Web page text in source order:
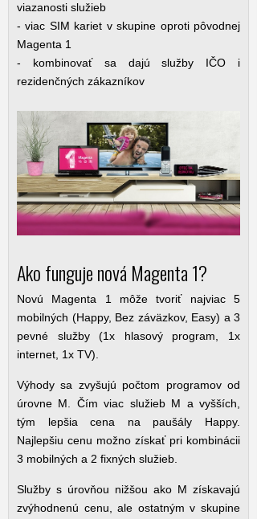
viazanosti služieb
- viac SIM kariet v skupine oproti pôvodnej
Magenta 1
- kombinovať sa dajú služby IČO i
rezidenčných zákazníkov
Ako funguje nová Magenta 1?
Novú Magenta 1 môže tvoriť najviac 5
mobilných (Happy, Bez záväzkov, Easy) a 3
pevné služby (1x hlasový program, 1x
internet, 1x TV).
Výhody sa zvyšujú počtom programov od
úrovne M. Čím viac služieb M a vyšších,
tým lepšia cena na paušály Happy.
Najlepšiu cenu možno získať pri kombinácii
3 mobilných a 2 fixných služieb.
Služby s úrovňou nižšou ako M získavajú
zvýhodnenú cenu, ale ostatným v skupine